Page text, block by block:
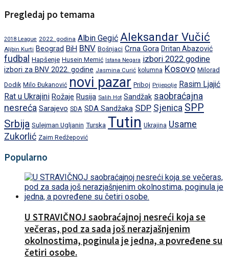
Pregledaj po temama
2018 League 2022. godina Albin Gegić Aleksandar Vučić
Aljbin Kurti Beograd BiH BNV Bošnjaci Crna Gora Dritan Abazović
fudbal Hapšenje Husein Memić Istana Negara izbori 2022.godine
izbori za BNV 2022. godine Jasmina Curić kolumna Kosovo Milorad
Dodik Milo Đukanović novi pazar Priboj Prijepolje Rasim Ljajić
Rat u Ukrajini Rožaje Rusija Salih Hot Sandžak saobraćajna
nesreća Sarajevo SDA SDA Sandžaka SDP Sjenica SPP
Srbija Sulejman Ugljanin Turska Tutin Ukrajina Usame
Zukorlić Zaim Redžepović
Popularno
U STRAVIČNOJ saobraćajnoj nesreći koja se
večeras, pod za sada još nerazjašnjenim
okolnostima, poginula je jedna, a povređene su
četiri osobe.